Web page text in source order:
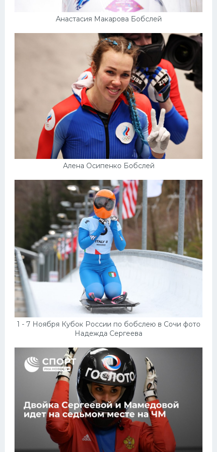
Анастасия Макарова Бобслей
Алена Осипенко Бобслей
1 - 7 Ноября Кубок России по бобслею в Сочи фото
Надежда Сергеева